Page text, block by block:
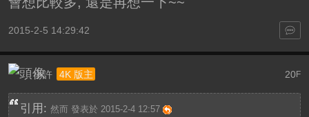
2015-2-5 14:29:42
20F
小許 4K 版主
引用: 然而 發表於 2015-2-4 12:57